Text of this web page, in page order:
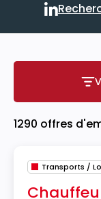
1290 offres
Transports /